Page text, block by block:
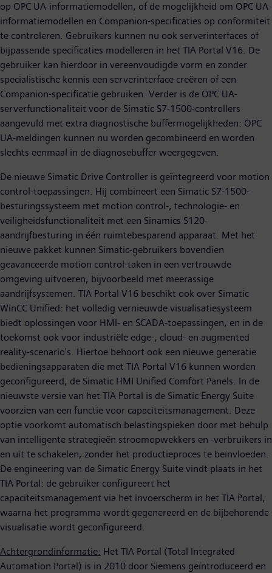
op OPC UA-informatiemodellen, of de mogelijkheid om OPC UA-
informatiemodellen en Companion-specificaties op conformiteit
te controleren. Gebruikers kunnen nu ook serverinterfaces of
bijpassende specificaties modelleren in het TIA Portal V16. De
gebruiker kan hierdoor in vereenvoudigde vorm en zonder
specialistische kennis een serverinterface creëren of een
Companion-specificatie gebruiken. Verder is de OPC UA-
serverfunctionaliteit voor de Simatic S7-1500-controllers
aangevuld met extra diagnostische buffermogelijkheden: OPC
UA-meldingen kunnen nu worden gecombineerd en worden
slechts eenmaal in de diagnosebuffer weergegeven.
De nieuwe Simatic Drive Controller is geïntegreerd voor motion
control-toepassingen. Hij combineert een Simatic S7-1500-
besturingssysteem met motion control-, technologie- en
veiligheidsfunctionaliteit met een Sinamics S120-
aandrijfbesturing in één ruimtebesparend apparaat. Met het
nieuwe pakket kunnen Simatic-gebruikers bovendien
geavanceerde motion control-taken in een vertrouwde
omgeving uitvoeren, bijvoorbeeld met meerassige
aandrijfsystemen. TIA Portal V16 beschikt ook over Simatic
WinCC Unified: het volledig vernieuwde visualisatiesysteem
biedt oplossingen voor HMI- en SCADA-toepassingen, en in de
toekomst ook voor industriële edge-, cloud- en augmented
reality-scenario's. Hiertoe behoort ook een nieuwe generatie
bedieningsapparaten die met TIA Portal V16 kunnen worden
geconfigureerd, de Simatic HMI Unified Comfort Panels. In de
nieuwste versie van het TIA Portal is de Simatic Energy Suite
voorzien van een functie voor capaciteitsmanagement. Deze
optie voorkomt automatisch belastingspieken door met behulp
van intelligente strategieën stroomopwekkers en -verbruikers in
en uit te schakelen, zonder het productieproces te beïnvloeden.
De engineering van de Simatic Energy Suite vindt plaats in het
TIA Portal: de gebruiker configureert het
capaciteitsmanagement via het invoerscherm in het TIA Portal,
waarna het programma wordt gegenereerd en de bijbehorende
visualisatie wordt geconfigureerd.
Achtergrondinformatie: Het TIA Portal (Total Integrated
Automation Portal) is in 2010 door Siemens geïntroduceerd en